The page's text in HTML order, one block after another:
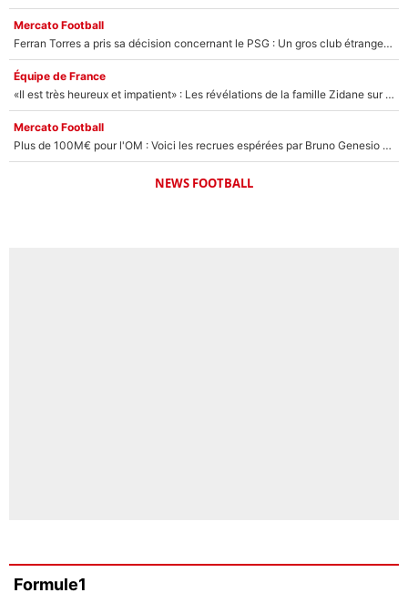
Mercato Football
Ferran Torres a pris sa décision concernant le PSG : Un gros club étranger prêt à relancer le feuilleton pour la signature du champion du monde 2026 !
Équipe de France
«Il est très heureux et impatient» : Les révélations de la famille Zidane sur sa prise de pouvoir en équipe de France !
Mercato Football
Plus de 100M€ pour l'OM : Voici les recrues espérées par Bruno Genesio et Grégory Lorenzi après l’opération dégraissage
NEWS FOOTBALL
Formule1